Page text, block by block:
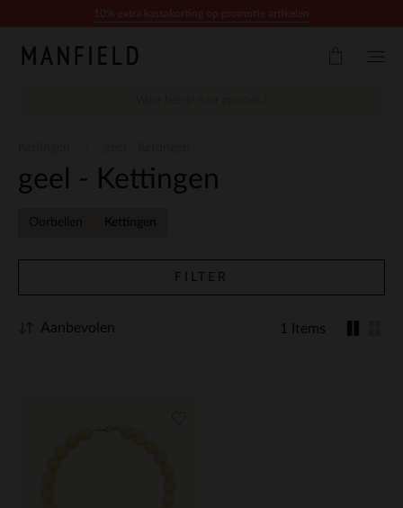
geel - Kettingen
Oorbellen Kettingen
FILTER
1 Items
Aanbevolen